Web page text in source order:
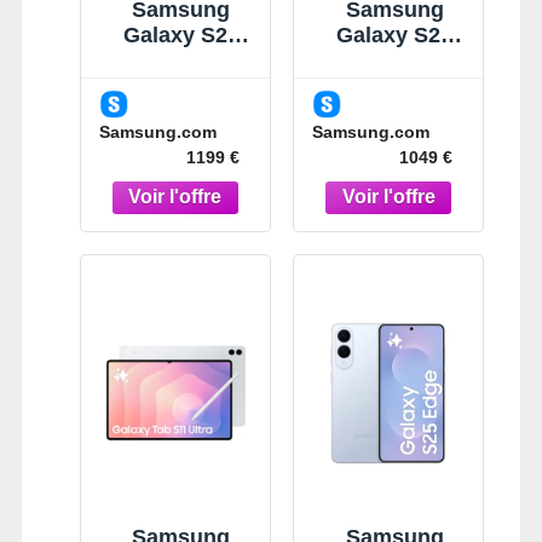
Samsung
Galaxy S26
Smartphone
IA 5G Noir
Samsung.com
1199 €
Samsung
Galaxy S26
Smartphone
Samsung.com
1049 €